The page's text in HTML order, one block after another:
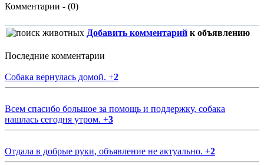
Комментарии - (0)
Добавить комментарий к объявлению
Последние комментарии
Собака вернулась домой. +2
Всем спасибо большое за помощь и поддержку, собака
нашлась сегодня утром. +3
Отдала в добрые руки, объявление не актуально. +2